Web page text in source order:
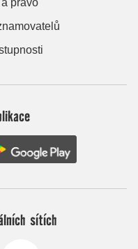
sítích